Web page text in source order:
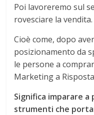
Poi lavoreremo sul
rovesciare la vendita.
Cioè come, dopo
posizionamento da
le persone a
Marketing a
Significa imparare
strumenti che